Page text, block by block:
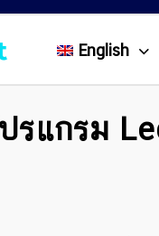
English
รแกรม